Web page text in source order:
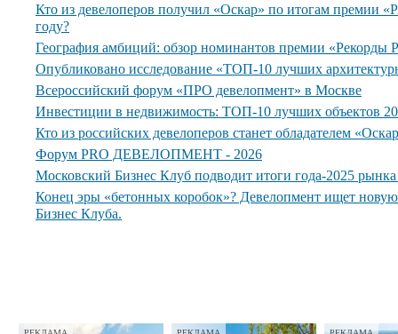
Кто из девелоперов получил «Оскар» по итогам премии
году?
География амбиций: обзор номинантов премии
Опубликовано исследование «ТОП-10 лучших
Всероссийский форум «ПРО девелопмент» в Москве
Инвестиции в недвижимость: ТОП-10 лучших объектов
Кто из российских девелоперов станет обладателем
Форум PRO ДЕВЕЛОПМЕНТ - 2026
Московский Бизнес Клуб подводит итоги года-2025
Конец эры «бетонных коробок»? Девелопмент ищет
Бизнес Клуба.